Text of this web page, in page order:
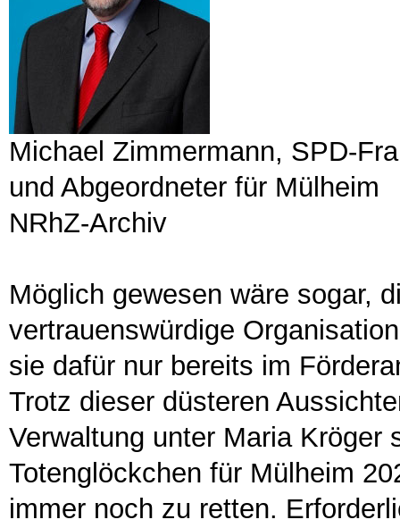
Michael Zimmermann, SPD-
und Abgeordneter für Mülheim
NRhZ-Archiv
Möglich gewesen wäre sogar,
vertrauenswürdige
sie dafür nur bereits im
Trotz dieser düsteren
Verwaltung unter Maria Kröger
Totenglöckchen für Mülheim
immer noch zu retten.